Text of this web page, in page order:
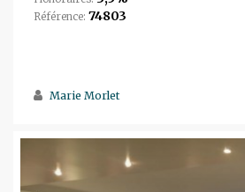
Référence: 74803
Marie Morlet